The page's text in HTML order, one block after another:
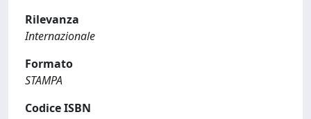
Rilevanza
Internazionale
Formato
STAMPA
Codice ISBN